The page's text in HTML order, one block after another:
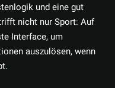
und eine gut
nicht nur Sport: Auf
Interface, um
auszulösen, wenn